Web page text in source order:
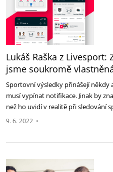
Lukáš Raška z
jsme soukromě
Sportovní výsledky přinášejí někdy
musí vypínat notifikace. Jinak by
než ho uvidí v realitě při sledování
9. 6. 2022 •